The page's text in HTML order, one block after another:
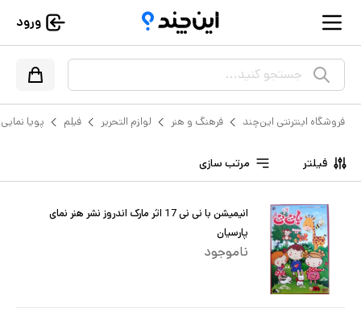
ورود
جستجو کنید...
فروشگاه اینترنتی این‌چند فرهنگ و هنر لوازم التحریر فیلم پویا
فیلتر مرتب سازی
انیمیشن با نی نی 17 اثر مارک اندروز نشر هنر نمای
پارسیان
ناموجود